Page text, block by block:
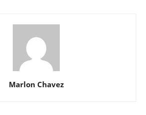
Marlon Chavez